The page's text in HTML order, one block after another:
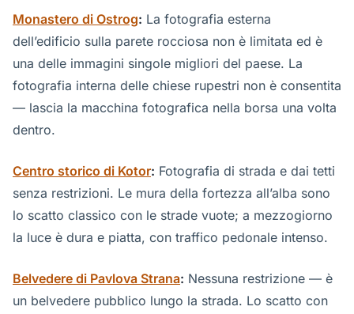
Monastero di Ostrog: La fotografia esterna
dell’edificio sulla parete rocciosa non è limitata ed è
una delle immagini singole migliori del paese. La
fotografia interna delle chiese rupestri non è consentita
— lascia la macchina fotografica nella borsa una volta
dentro.
Centro storico di Kotor: Fotografia di strada e dai tetti
senza restrizioni. Le mura della fortezza all’alba sono
lo scatto classico con le strade vuote; a mezzogiorno
la luce è dura e piatta, con traffico pedonale intenso.
Belvedere di Pavlova Strana: Nessuna restrizione — è
un belvedere pubblico lungo la strada. Lo scatto con